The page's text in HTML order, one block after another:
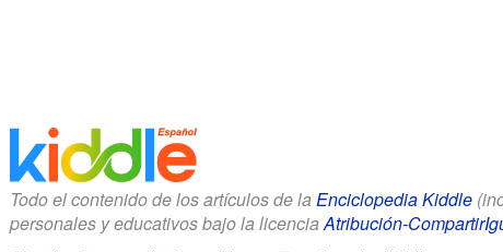
Todo el contenido de los artículos de la Enciclopedia Kiddle
personales y educativos bajo la licenciaAtribución-